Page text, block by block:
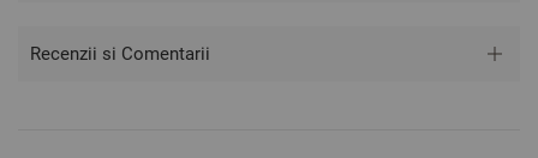
Recenzii si Comentarii